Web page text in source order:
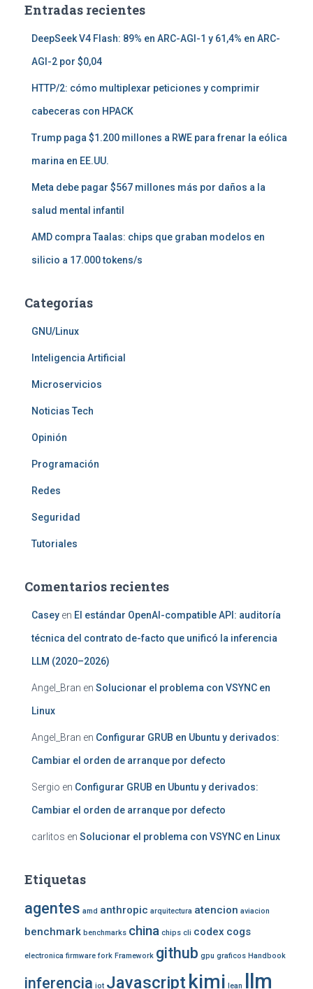
Entradas recientes
DeepSeek V4 Flash: 89% en ARC-AGI-1 y 61,4% en ARC-
AGI-2 por $0,04
HTTP/2: cómo multiplexar peticiones y comprimir
cabeceras con HPACK
Trump paga $1.200 millones a RWE para frenar la eólica
marina en EE.UU.
Meta debe pagar $567 millones más por daños a la
salud mental infantil
AMD compra Taalas: chips que graban modelos en
silicio a 17.000 tokens/s
Categorías
GNU/Linux
Inteligencia Artificial
Microservicios
Noticias Tech
Opinión
Programación
Redes
Seguridad
Tutoriales
Comentarios recientes
Casey en El estándar OpenAI-compatible API: auditoría
técnica del contrato de-facto que unificó la inferencia
LLM (2020–2026)
Angel_Bran en Solucionar el problema con VSYNC en
Linux
Angel_Bran en Configurar GRUB en Ubuntu y derivados:
Cambiar el orden de arranque por defecto
Sergio en Configurar GRUB en Ubuntu y derivados:
Cambiar el orden de arranque por defecto
carlitos en Solucionar el problema con VSYNC en Linux
Etiquetas
agentes amd anthropic arquitectura atencion aviacion
benchmark benchmarks china chips cli codex cogs
electronica firmware fork Framework github gpu graficos Handbook
inferencia iot Javascript kimi lean llm